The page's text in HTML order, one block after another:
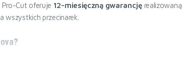
Cut oferuje 12-miesięczną gwarancjęrealizowaną
wszystkich przecinarek.